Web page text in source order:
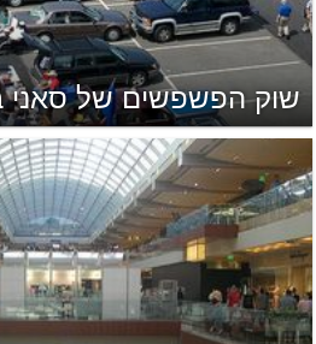
שוק הפשפשים של סאני